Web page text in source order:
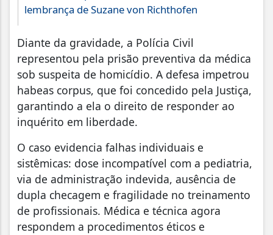
lembrança de Suzane von Richthofen
Diante da gravidade, a Polícia Civil
representou pela prisão preventiva da médica
sob suspeita de homicídio. A defesa impetrou
habeas corpus, que foi concedido pela Justiça,
garantindo a ela o direito de responder ao
inquérito em liberdade.
O caso evidencia falhas individuais e
sistêmicas: dose incompatível com a pediatria,
via de administração indevida, ausência de
dupla checagem e fragilidade no treinamento
de profissionais. Médica e técnica agora
respondem a procedimentos éticos e